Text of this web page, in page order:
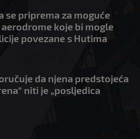
se priprema za moguće
koje bi mogle
povezane s Hutima
da njena predstojeća
niti je „posljedica